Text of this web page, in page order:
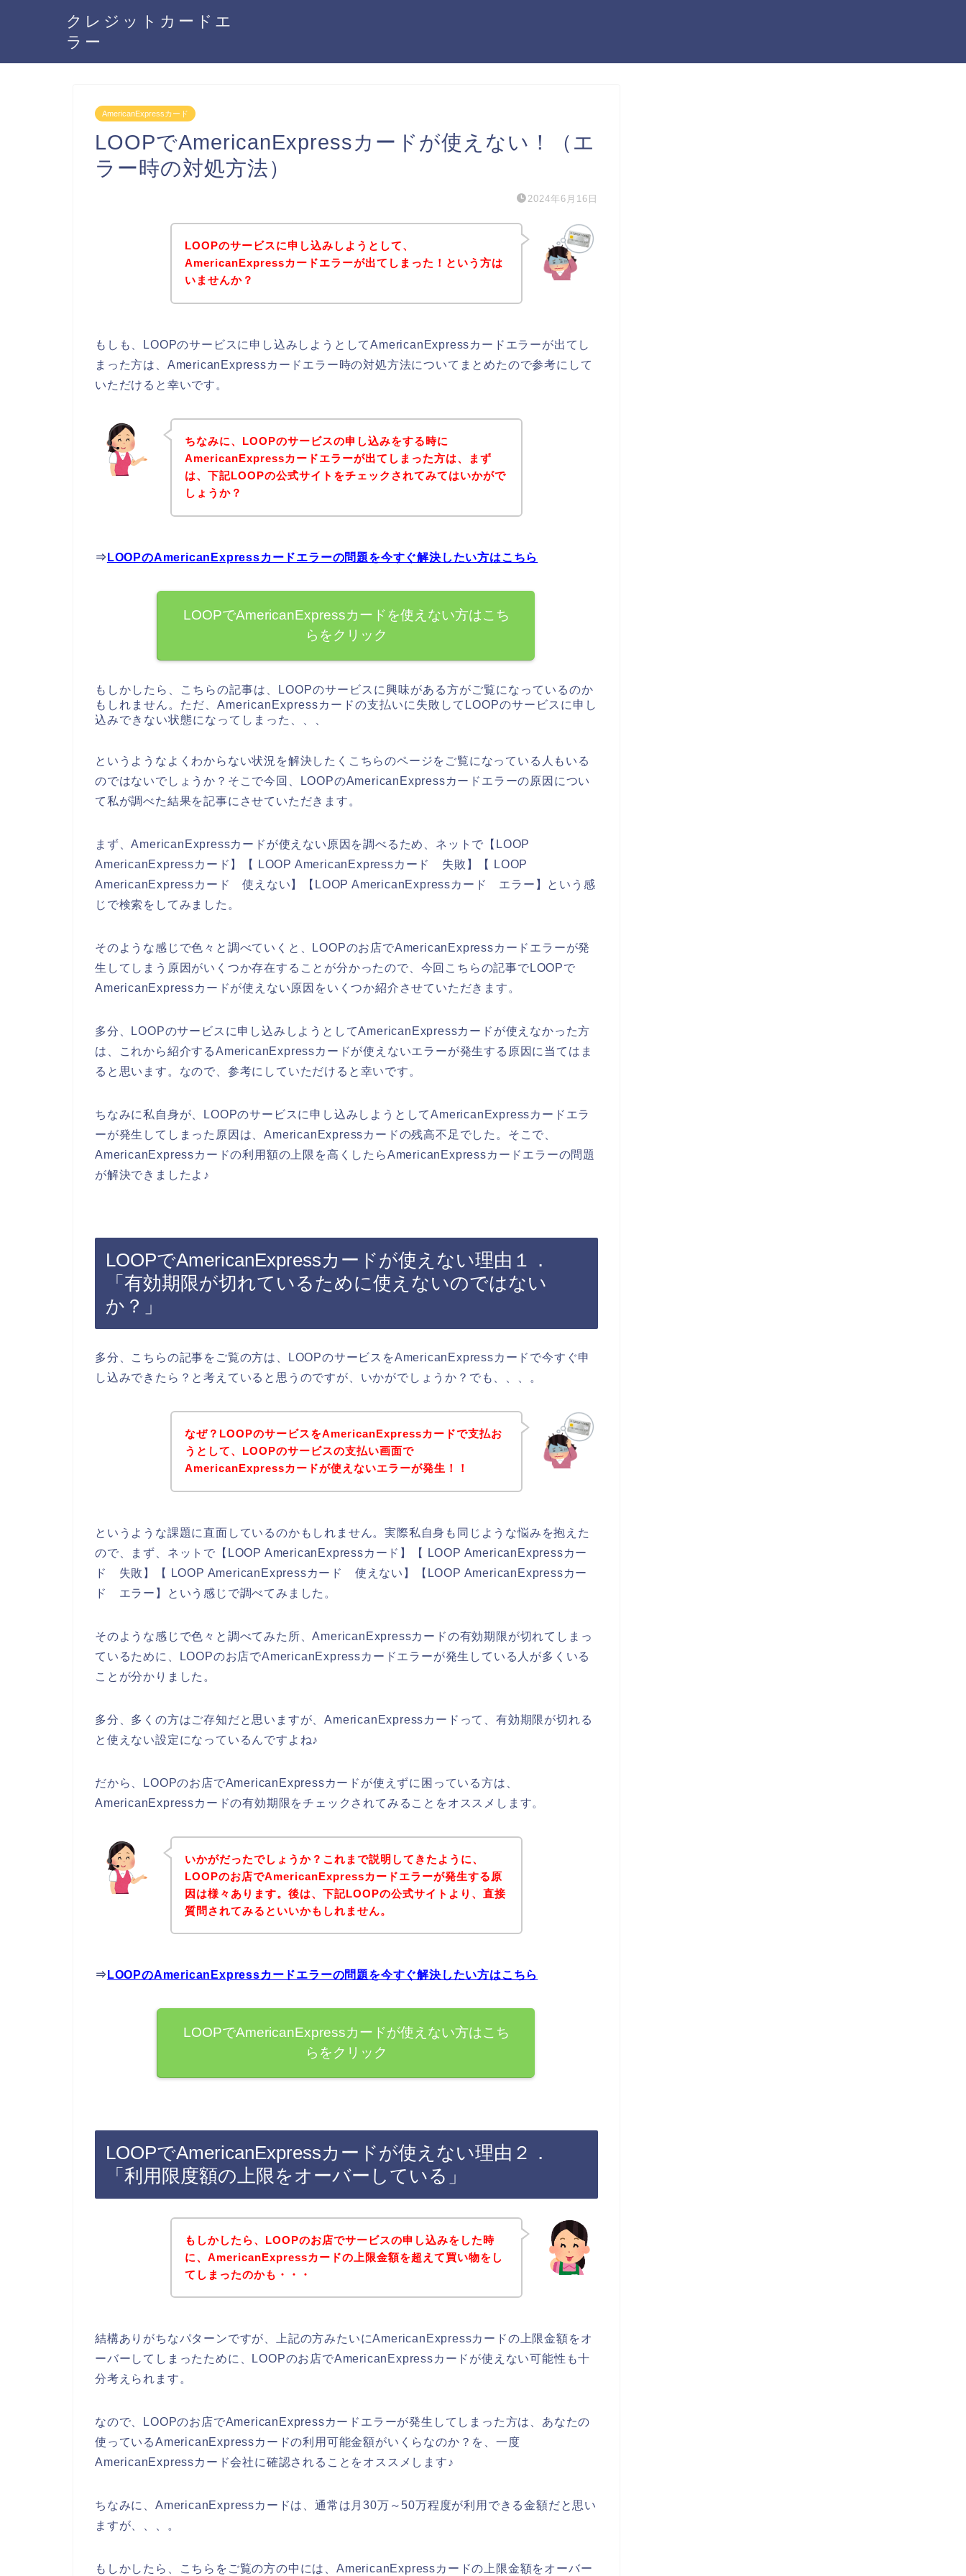
クレジットカードエ
ラー
AmericanExpressカード
LOOPでAmericanExpressカードが使えない！（エ
ラー時の対処方法）
2024年6月16日
LOOPのサービスに申し込みしようとして、
AmericanExpressカードエラーが出てしまった！という方は
いませんか？
もしも、LOOPのサービスに申し込みしようとしてAmericanExpressカードエラーが出てし
まった方は、AmericanExpressカードエラー時の対処方法についてまとめたので参考にして
いただけると幸いです。
ちなみに、LOOPのサービスの申し込みをする時に
AmericanExpressカードエラーが出てしまった方は、まず
は、下記LOOPの公式サイトをチェックされてみてはいかがで
しょうか？
⇒ LOOPのAmericanExpressカードエラーの問題を今すぐ解決したい方はこちら
LOOPでAmericanExpressカードを使えない方はこち
らをクリック
もしかしたら、こちらの記事は、LOOPのサービスに興味がある方がご覧になっているのか
もしれません。ただ、AmericanExpressカードの支払いに失敗してLOOPのサービスに申し
込みできない状態になってしまった、、、
というようなよくわからない状況を解決したくこちらのページをご覧になっている人もいる
のではないでしょうか？そこで今回、LOOPのAmericanExpressカードエラーの原因につい
て私が調べた結果を記事にさせていただきます。
まず、AmericanExpressカードが使えない原因を調べるため、ネットで【LOOP
AmericanExpressカード】【 LOOP AmericanExpressカード 失敗】【 LOOP
AmericanExpressカード 使えない】【LOOP AmericanExpressカード エラー】という感
じで検索をしてみました。
そのような感じで色々と調べていくと、LOOPのお店でAmericanExpressカードエラーが発
生してしまう原因がいくつか存在することが分かったので、今回こちらの記事でLOOPで
AmericanExpressカードが使えない原因をいくつか紹介させていただきます。
多分、LOOPのサービスに申し込みしようとしてAmericanExpressカードが使えなかった方
は、これから紹介するAmericanExpressカードが使えないエラーが発生する原因に当てはま
ると思います。なので、参考にしていただけると幸いです。
ちなみに私自身が、LOOPのサービスに申し込みしようとしてAmericanExpressカードエラ
ーが発生してしまった原因は、AmericanExpressカードの残高不足でした。そこで、
AmericanExpressカードの利用額の上限を高くしたらAmericanExpressカードエラーの問題
が解決できましたよ♪
LOOPでAmericanExpressカードが使えない理由１．
「有効期限が切れているために使えないのではない
か？」
多分、こちらの記事をご覧の方は、LOOPのサービスをAmericanExpressカードで今すぐ申
し込みできたら？と考えていると思うのですが、いかがでしょうか？でも、、、。
なぜ？LOOPのサービスをAmericanExpressカードで支払お
うとして、LOOPのサービスの支払い画面で
AmericanExpressカードが使えないエラーが発生！！
というような課題に直面しているのかもしれません。実際私自身も同じような悩みを抱えた
ので、まず、ネットで【LOOP AmericanExpressカード】【 LOOP AmericanExpressカー
ド 失敗】【 LOOP AmericanExpressカード 使えない】【LOOP AmericanExpressカー
ド エラー】という感じで調べてみました。
そのような感じで色々と調べてみた所、AmericanExpressカードの有効期限が切れてしまっ
ているために、LOOPのお店でAmericanExpressカードエラーが発生している人が多くいる
ことが分かりました。
多分、多くの方はご存知だと思いますが、AmericanExpressカードって、有効期限が切れる
と使えない設定になっているんですよね♪
だから、LOOPのお店でAmericanExpressカードが使えずに困っている方は、
AmericanExpressカードの有効期限をチェックされてみることをオススメします。
いかがだったでしょうか？これまで説明してきたように、
LOOPのお店でAmericanExpressカードエラーが発生する原
因は様々あります。後は、下記LOOPの公式サイトより、直接
質問されてみるといいかもしれません。
⇒ LOOPのAmericanExpressカードエラーの問題を今すぐ解決したい方はこちら
LOOPでAmericanExpressカードが使えない方はこち
らをクリック
LOOPでAmericanExpressカードが使えない理由２．
「利用限度額の上限をオーバーしている」
もしかしたら、LOOPのお店でサービスの申し込みをした時
に、AmericanExpressカードの上限金額を超えて買い物をし
てしまったのかも・・・
結構ありがちなパターンですが、上記の方みたいにAmericanExpressカードの上限金額をオ
ーバーしてしまったために、LOOPのお店でAmericanExpressカードが使えない可能性も十
分考えられます。
なので、LOOPのお店でAmericanExpressカードエラーが発生してしまった方は、あなたの
使っているAmericanExpressカードの利用可能金額がいくらなのか？を、一度
AmericanExpressカード会社に確認されることをオススメします♪
ちなみに、AmericanExpressカードは、通常は月30万～50万程度が利用できる金額だと思い
ますが、、、。
もしかしたら、こちらをご覧の方の中には、AmericanExpressカードの上限金額をオーバー